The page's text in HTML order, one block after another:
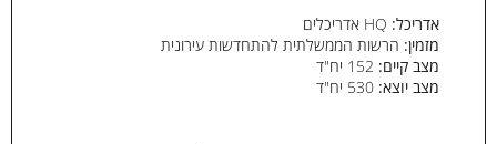
אדריכל:
מזמין: הרשות הממשלתית להתחדשות עירונית
מצב קיים:
מצב יוצא: